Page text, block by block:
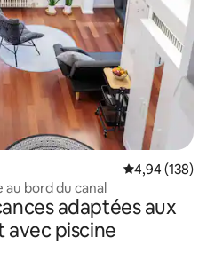
Évaluation
4,94 (138)
bord du canal
adaptées aux
avec piscine